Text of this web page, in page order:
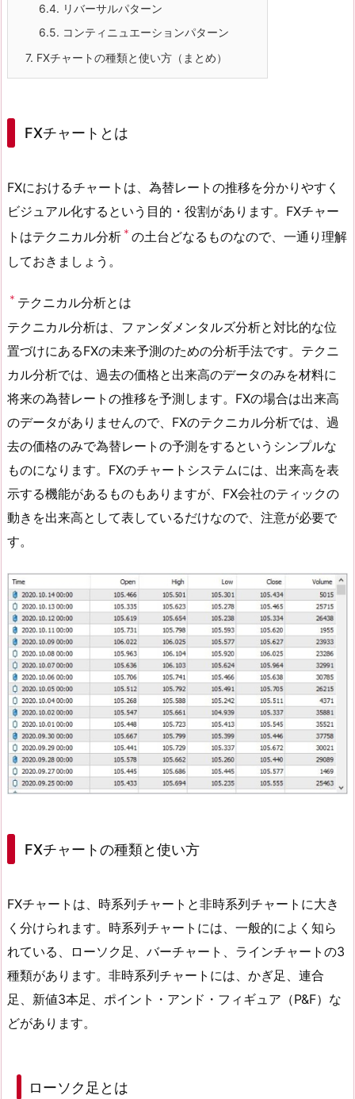
6.4. リバーサルパターン
6.5. コンティニュエーションパターン
7. FXチャートの種類と使い方（まとめ）
FXチャートとは
FXにおけるチャートは、為替レートの推移を分かりやすく
ビジュアル化するという目的・役割があります。FXチャー
トはテクニカル分析 ＊ の土台どなるものなので、一通り理解
しておきましょう。
＊ テクニカル分析とは
テクニカル分析は、ファンダメンタルズ分析と対比的な位
置づけにあるFXの未来予測のための分析手法です。テクニ
カル分析では、過去の価格と出来高のデータのみを材料に
将来の為替レートの推移を予測します。FXの場合は出来高
のデータがありませんので、FXのテクニカル分析では、過
去の価格のみで為替レートの予測をするというシンプルな
ものになります。FXのチャートシステムには、出来高を表
示する機能があるものもありますが、FX会社のティックの
動きを出来高として表しているだけなので、注意が必要で
す。
FXチャートの種類と使い方
FXチャートは、時系列チャートと非時系列チャートに大き
く分けられます。時系列チャートには、一般的によく知ら
れている、ローソク足、バーチャート、ラインチャートの3
種類があります。非時系列チャートには、かぎ足、連合
足、新値3本足、ポイント・アンド・フィギュア（P&F）な
どがあります。
ローソク足とは